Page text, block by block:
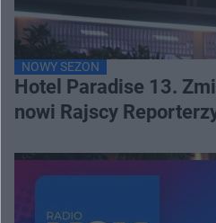
NOWY SEZON
Hotel Paradise 13.
nowi Rajscy